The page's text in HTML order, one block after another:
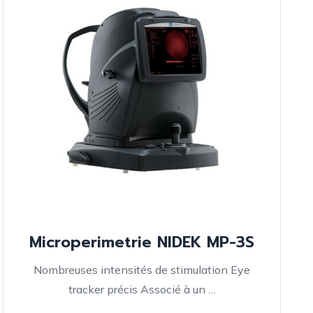
Microperimetrie NIDEK MP-3S
Nombreuses intensités de stimulation Eye
tracker précis Associé à un …